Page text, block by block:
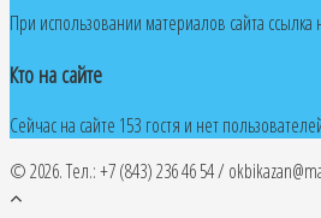
При использовании материалов сайта ссылка
Кто на сайте
Сейчас на сайте 153 гостя и нет
© 2026. Тел.: +7 (843) 236 46 54 /